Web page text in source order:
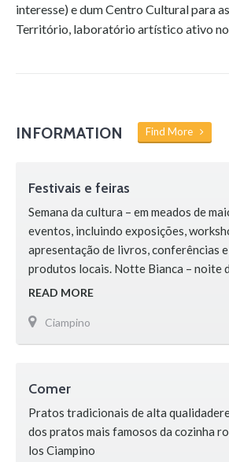
interesse) e dum Centro Cultural para
Território, laboratório artístico ativo no
INFORMATION Find More
Festivais e feiras
Semana da cultura – em meados de
eventos, incluindo exposições,
apresentação de livros, conferências
produtos locais. Notte Bianca – noite
compras com insights culturais e
READ MORE
Ciampino
Comer
Pratos tradicionais de alta
dos pratos mais famosos da cozinha
los Ciampino